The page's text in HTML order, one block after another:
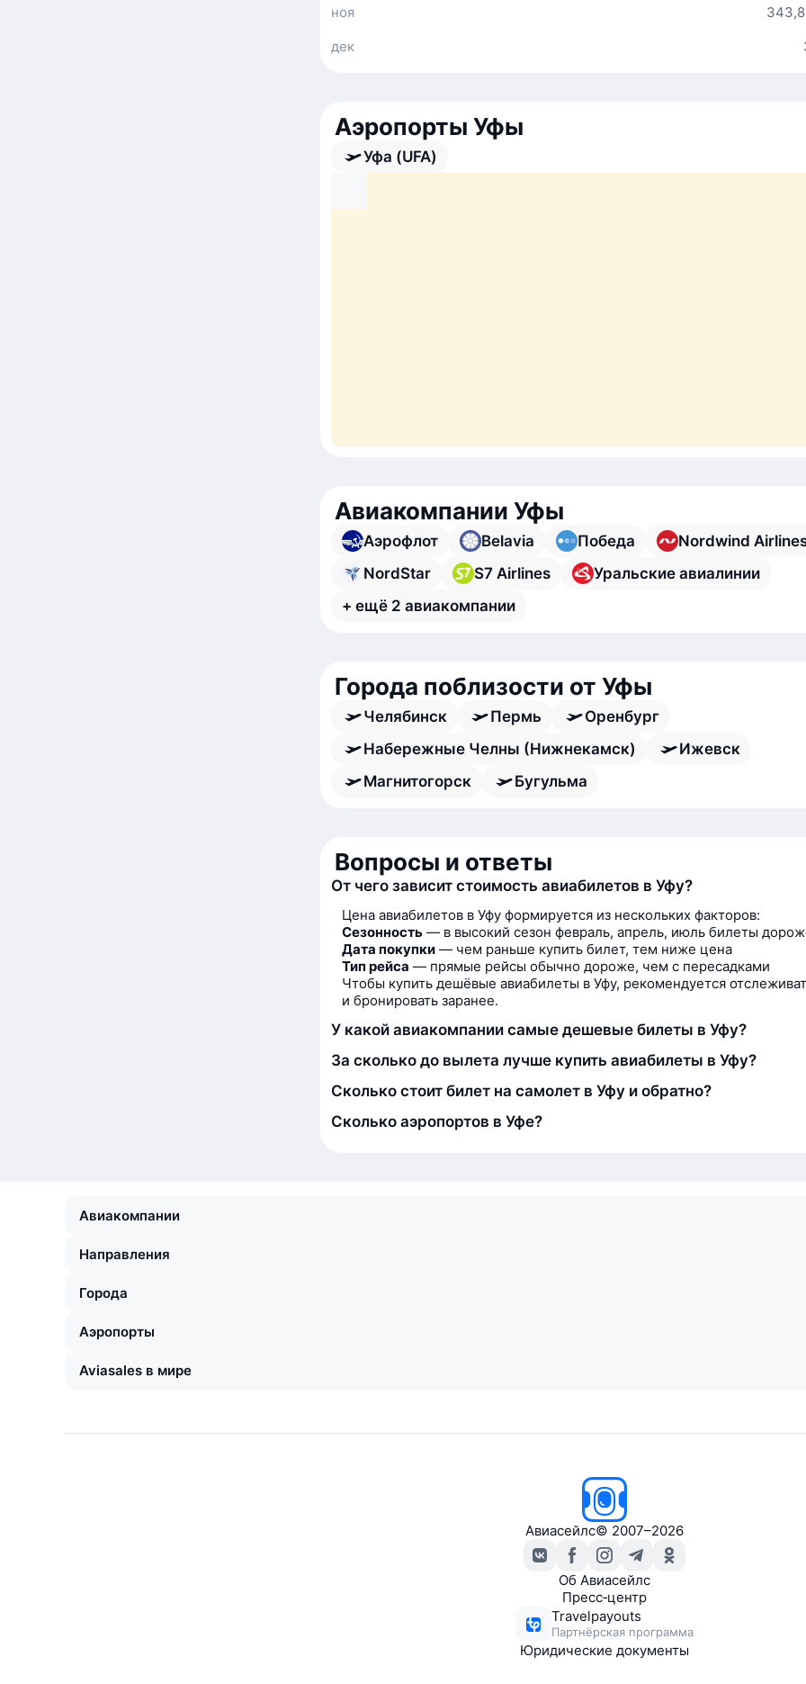
ноя
дек
Аэропорты Уфы
Уфа (UFA)
Авиакомпании Уфы
Аэрофлот Belavia Победа
Nordwind
NordStar
S7 Airlines
Уральские авиалинии
+ ещё 2 авиакомпании
Города поблизости от Уфы
Челябинск Пермь
Оренбург
Набережные Челны (Нижнекамск)
Ижевск
Магнитогорск
Бугульма
Вопросы и ответы
От чего зависит стоимость авиабилетов в Уфу?
Цена авиабилетов в Уфу формируется из нескольких факторов:
Сезонность — в высокий сезон февраль, апрель, июль билеты
Дата покупки — чем раньше купить билет, тем ниже цена
Тип рейса — прямые рейсы обычно дороже, чем с пересадками
Чтобы купить дешёвые авиабилеты в Уфу, рекомендуется
и бронировать заранее.
У какой авиакомпании самые дешевые билеты в Уфу?
За сколько до вылета лучше купить авиабилеты в Уфу?
Сколько стоит билет на самолет в Уфу и обратно?
Сколько аэропортов в Уфе?
Авиакомпании
Направления
Города
Аэропорты
Aviasales в мире
Авиасейлс© 2007–2026
Об Авиасейлс
Пресс‑центр
Travelpayouts
Партнёрская программа
Юридические документы